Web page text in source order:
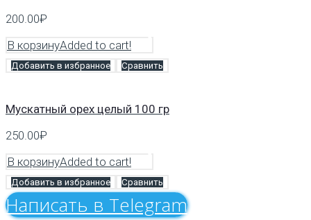
200.00₽
В корзинуAdded to cart!
Добавить в избранное Сравнить
Мускатный орех целый 100 гр
250.00₽
В корзинуAdded to cart!
Добавить в избранное Сравнить
Напиcать в Telegram